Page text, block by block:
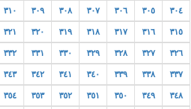
٣٠٤ ٣٠٥ ٣٠٦ ٣٠٧ ٣٠٨ ٣٠٩ ٣١٠
٣١٥ ٣١٦ ٣١٧ ٣١٨ ٣١٩ ٣٢٠ ٣٢١
٣٢٦ ٣٢٧ ٣٢٨ ٣٢٩ ٣٣٠ ٣٣١ ٣٣٢
٣٣٧ ٣٣٨ ٣٣٩ ٣٤٠ ٣٤١ ٣٤٢ ٣٤٣
٣٤٨ ٣٤٩ ٣٥٠ ٣٥١ ٣٥٢ ٣٥٣ ٣٥٤